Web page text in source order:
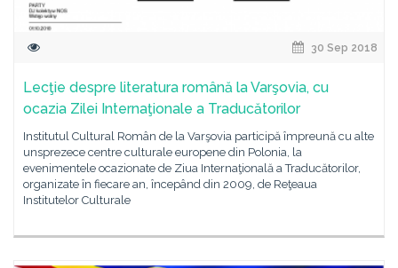
30 Sep 2018
Lecţie despre literatura română la Varşovia, cu
ocazia Zilei Internaţionale a Traducătorilor
Institutul Cultural Român de la Varşovia participă împreună cu alte
unsprezece centre culturale europene din Polonia, la
evenimentele ocazionate de Ziua Internaţională a Traducătorilor,
organizate în fiecare an, începând din 2009, de Reţeaua
Institutelor Culturale